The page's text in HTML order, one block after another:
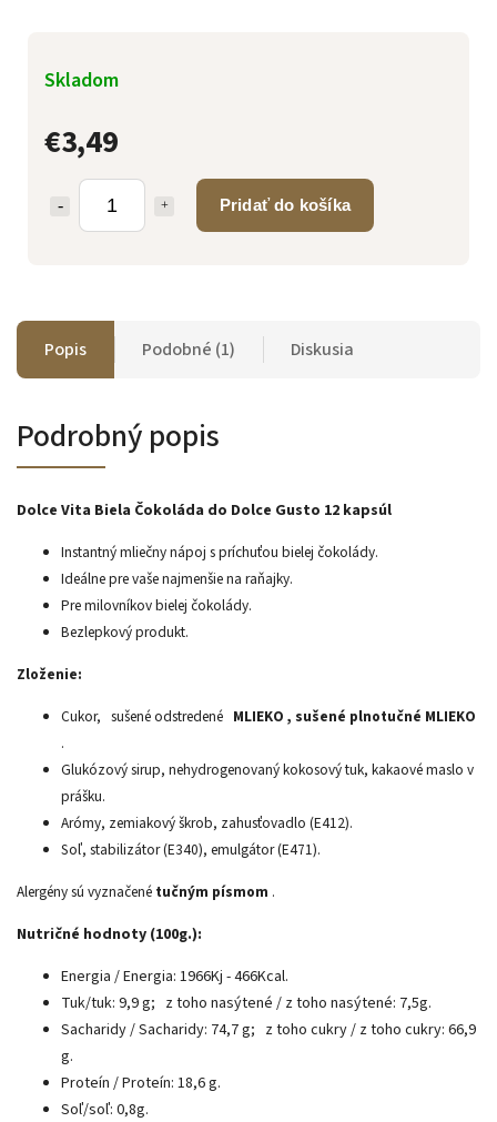
€3,49
Pridať do košíka
Skladom
Popis Podobné (1) Diskusia
Podrobný popis
Dolce Vita Biela Čokoláda do Dolce Gusto 12 kapsúl
Instantný mliečny nápoj s príchuťou bielej čokolády.
Ideálne pre vaše najmenšie na raňajky.
Pre milovníkov bielej čokolády.
Bezlepkový produkt.
Zloženie:
Cukor, sušené odstredené MLIEKO , sušené plnotučné MLIEKO
.
Glukózový sirup, nehydrogenovaný kokosový tuk, kakaové maslo v
prášku.
Arómy, zemiakový škrob, zahusťovadlo (E412).
Soľ, stabilizátor (E340), emulgátor (E471).
Alergény sú vyznačené tučným písmom .
Nutričné ​​hodnoty (100g.):
Energia / Energia: 1966Kj - 466Kcal.
Tuk/tuk: 9,9 g; z toho nasýtené / z toho nasýtené: 7,5g.
Sacharidy / Sacharidy: 74,7 g; z toho cukry / z toho cukry: 66,9
g.
Proteín / Proteín: 18,6 g.
Soľ/soľ: 0,8g.